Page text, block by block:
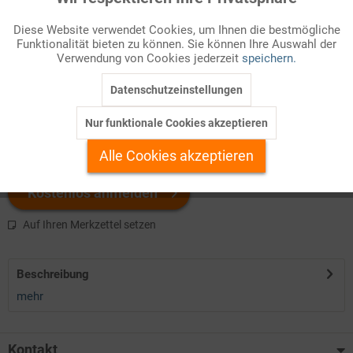
Infografik Nr. 825116
Welchen Download brauchen Sie?
Kostenlos anmelden
Auf Ihren Merkzettel setzen
Beschreibung
mehr
Kontakt
Marketing Inaktiv
Personalisierung Inaktiv
Service
Diese Website verwendet Cookies, um Ihnen die bestmögliche
Funktionalität bieten zu können. Sie können Ihre Auswahl der
Verwendung von Cookies jederzeit speichern.
Datenschutzeinstellungen
Nur funktionale Cookies akzeptieren
Alle Cookies akzeptieren